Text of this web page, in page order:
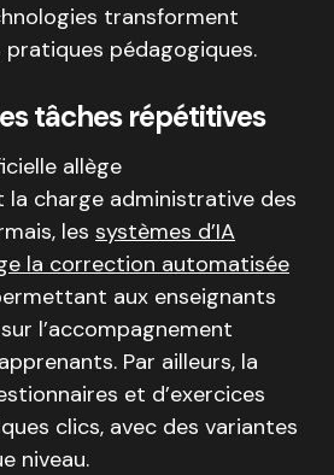
transforment
pédagogiques.
tâches répétitives
allège
la charge administrative des
les systèmes d’IA
la correction automatisée
aux enseignants
l’accompagnement
Par ailleurs, la
et d’exercices
clics, avec des variantes
niveau.